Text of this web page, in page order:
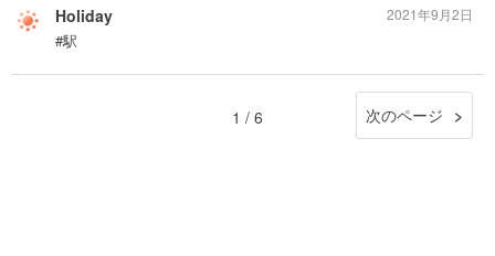
Holiday
#駅
2021年9月2日
1 / 6 次のページ